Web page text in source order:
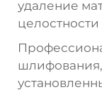
удаление